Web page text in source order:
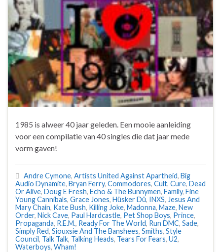
1985 is alweer 40 jaar geleden. Een mooie aanleiding
voor een compilatie van 40 singles die dat jaar mede
vorm gaven!
Andre Cymone, Artists United Against Apartheid, Big
Audio Dynamite, Bryan Ferry, Commodores, Cult, Cure, Dead
Or Alive, Doug E Fresh, Echo & The Bunnymen, Family, Fine
Young Cannibals, Grace Jones, Hüsker Dü, INXS, Jesus And
Mary Chain, Kate Bush, Killing Joke, Madonna, Maze, New
Order, Nick Cave, Paul Hardcastle, Pet Shop Boys, Prince,
Propaganda, R.E.M., Ready For The World, Run DMC, Sade,
Simply Red, Siouxsie And The Banshees, Smiths, Style
Council, Talk Talk, Talking Heads, Tears For Fears, U2,
Waterboys, Wham!